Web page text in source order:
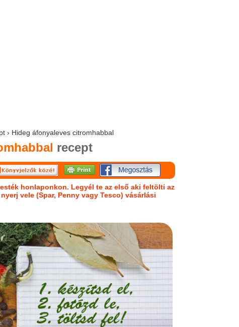
› Hideg áfonyaleves citromhabbal
recept
honlaponkon. Legyél te az első aki feltölti az
vele (Spar, Penny vagy Tesco) vásárlási